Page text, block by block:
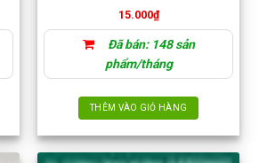
phẩm
15.000₫
Đã bán: 148 sản
phẩm/tháng
THÊM VÀO GIỎ HÀNG